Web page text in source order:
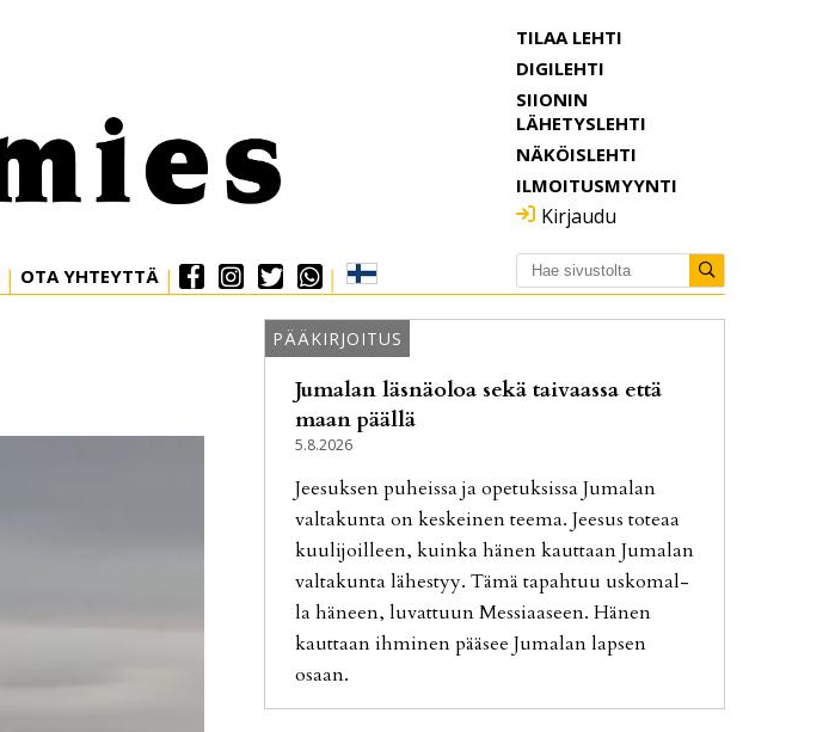
OTA YHTEYTTÄ
TILAA LEHTI
DIGILEHTI
SIIONIN
LÄHETYSLEHTI
NÄKÖISLEHTI
ILMOITUSMYYNTI
Kirjaudu
PÄÄKIRJOITUS
Jumalan läsnäoloa sekä taivaassa että
maan päällä
5.8.2026
Jee­suk­sen pu­heis­sa ja ope­tuk­sis­sa Ju­ma­lan
val­ta­kun­ta on kes­kei­nen tee­ma. Jee­sus to­te­aa
kuu­li­joil­leen, kuin­ka hä­nen kaut­taan Ju­ma­lan
val­ta­kun­ta lä­hes­tyy. Tämä ta­pah­tuu us­ko­mal­
la hä­neen, lu­vat­tuun Mes­si­aa­seen. Hä­nen
kaut­taan ih­mi­nen pää­see Ju­ma­lan lap­sen
osaan.